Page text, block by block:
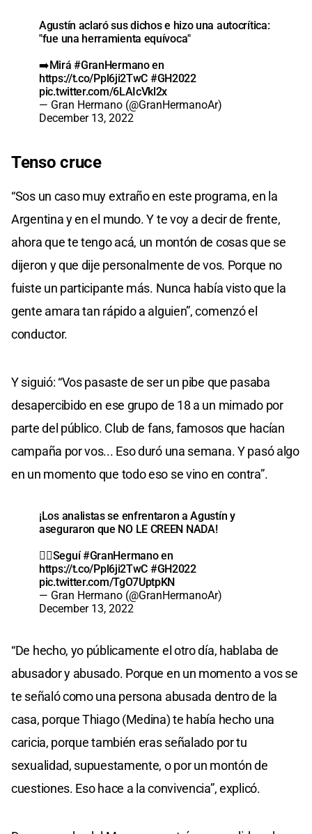
Agustín aclaró sus dichos e hizo una autocrítica:
"fue una herramienta equívoca"
➡️Mirá#GranHermanoen
https://t.co/Ppl6ji2TwC #GH2022
pic.twitter.com/6LAIcVkl2x
— Gran Hermano (@GranHermanoAr)
December 13, 2022
Tenso cruce
“Sos un caso muy extraño en este programa, en la
Argentina y en el mundo. Y te voy a decir de frente,
ahora que te tengo acá, un montón de cosas que se
dijeron y que dije personalmente de vos. Porque no
fuiste un participante más. Nunca había visto que la
gente amara tan rápido a alguien”, comenzó el
conductor.
Y siguió: “Vos pasaste de ser un pibe que pasaba
desapercibido en ese grupo de 18 a un mimado por
parte del público. Club de fans, famosos que hacían
campaña por vos... Eso duró una semana. Y pasó algo
en un momento que todo eso se vino en contra”.
¡Los analistas se enfrentaron a Agustín y
aseguraron que NO LE CREEN NADA!
👉🏼Seguí#GranHermanoen
https://t.co/Ppl6ji2TwC #GH2022
pic.twitter.com/TgO7UptpKN
— Gran Hermano (@GranHermanoAr)
December 13, 2022
“De hecho, yo públicamente el otro día, hablaba de
abusador y abusado. Porque en un momento a vos se
te señaló como una persona abusada dentro de la
casa, porque Thiago (Medina) te había hecho una
caricia, porque también eras señalado por tu
sexualidad, supuestamente, o por un montón de
cuestiones. Eso hace a la convivencia”, explicó.